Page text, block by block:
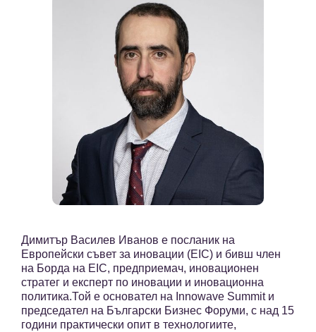
Димитър Василев Иванов е посланик на
Европейски съвет за иновации (EIC) и бивш член
на Борда на EIC, предприемач, иновационен
стратег и експерт по иновации и иновационна
политика.Той е основател на Innowave Summit и
председател на Български Бизнес Форуми, с над 15
години практически опит в технологиите,